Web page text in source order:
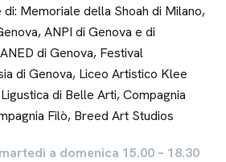
Memoriale della Shoah di Milano,
ANPI di Genova e di
di Genova, Festival
di Genova, Liceo Artistico Klee
di Belle Arti, Compagnia
Filò, Breed Art Studios
a domenica 15.00 – 18.30